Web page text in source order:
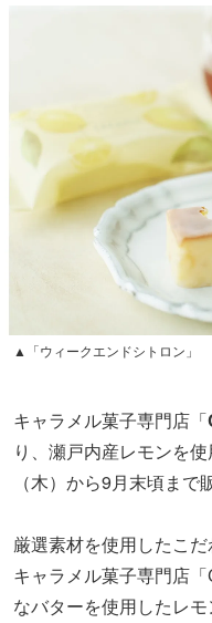
▲「ウィークエンドシトロン」
キャラメル菓子専門店「
り、瀬戸内産レモンを
（木）から9月末頃まで
厳選素材を使用したこ
キャラメル菓子専門店
なバターを使用したレ